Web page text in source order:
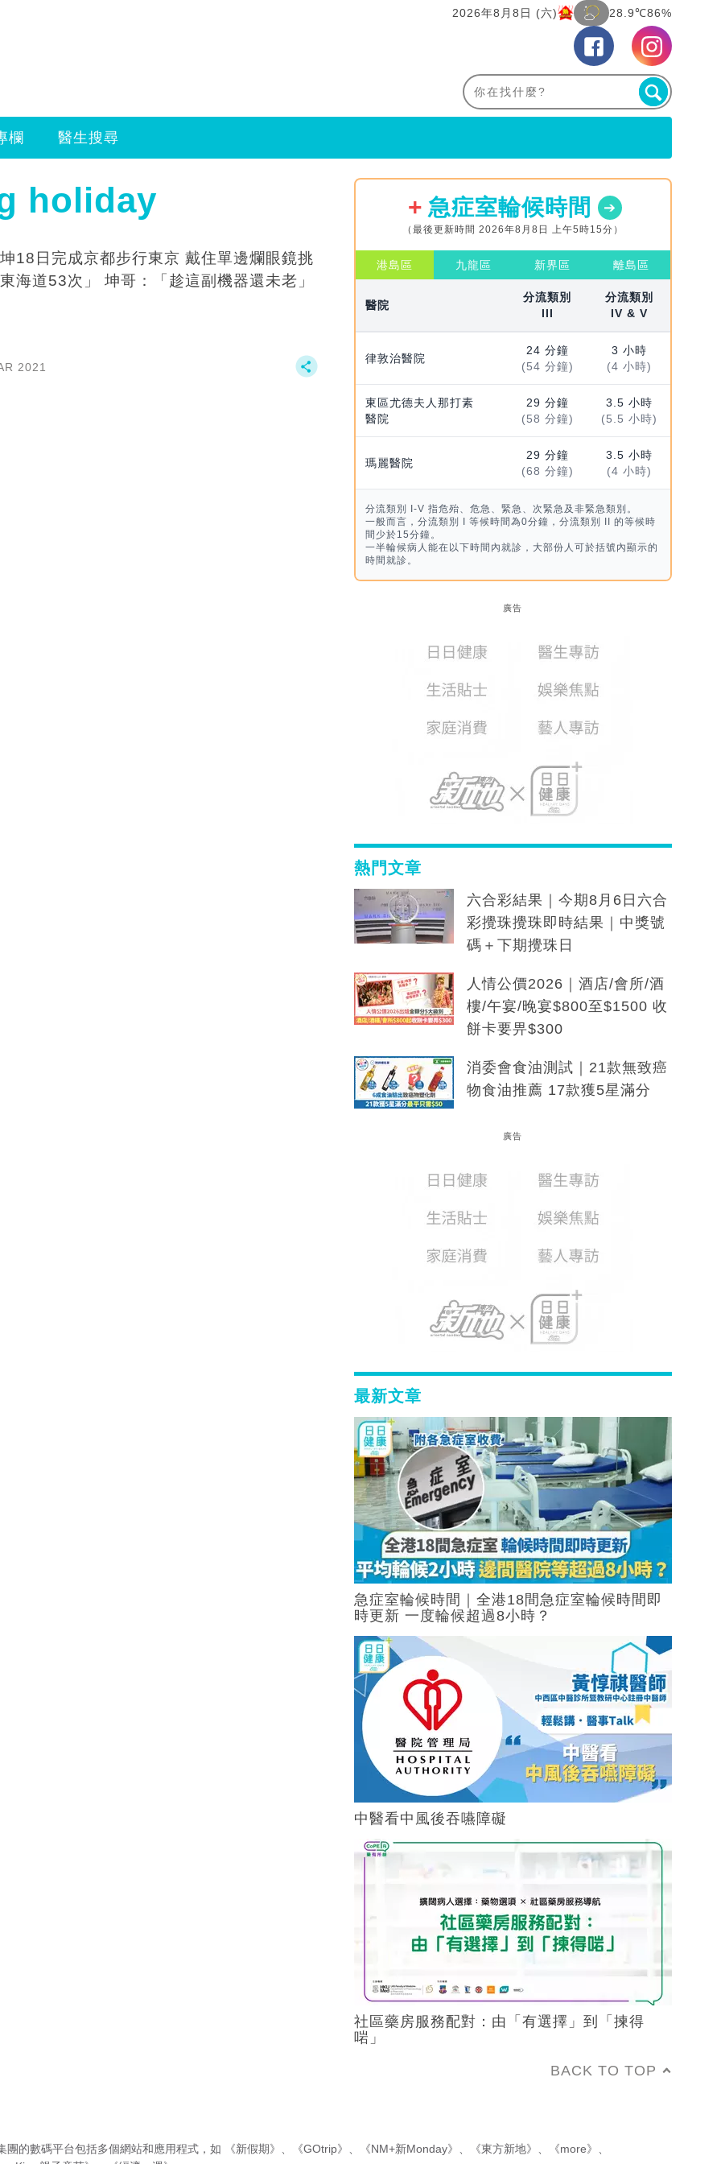
2026年8月8日 (六) 28.9℃86%
欄 醫生搜尋
holiday
18日完成京都步行東京 戴住單邊爛眼鏡挑
海道53次」 坤哥：「趁這副機器還未老」
2021
急症室輪候時間
（最後更新時間 2026年8月8日 上午5時15分）
港島區 九龍區 新界區 離島區
醫院
分流類別
III
分流類別
IV & V
律敦治醫院
24 分鐘
(54 分鐘)
3 小時
(4 小時)
東區尤德夫人那打素
醫院
29 分鐘
(58 分鐘)
3.5 小時
(5.5 小時)
瑪麗醫院
29 分鐘
(68 分鐘)
3.5 小時
(4 小時)
分流類別 I-V 指危殆、危急、緊急、次緊急及非緊急類別。
一般而言，分流類別 I 等候時間為0分鐘，分流類別 II 的等候時
間少於15分鐘。
一半輪候病人能在以下時間內就診，大部份人可於括號內顯示的
時間就診。
廣告
熱門文章
六合彩結果｜今期8月6日六合
彩攪珠攪珠即時結果｜中獎號
碼＋下期攪珠日
人情公價2026｜酒店/會所/酒
樓/午宴/晚宴$800至$1500 收
餅卡要畀$300
消委會食油測試｜21款無致癌
物食油推薦 17款獲5星滿分
廣告
最新文章
急症室輪候時間｜全港18間急症室輪候時間即
時更新 一度輪候超過8小時？
中醫看中風後吞嚥障礙
社區藥房服務配對：由「有選擇」到「揀得
啱」
BACK TO TOP
團的數碼平台包括多個網站和應用程式，如 《新假期》 、 《GOtrip》 、 《NM+新Monday》 、 《東方新地》 、 《more》 、